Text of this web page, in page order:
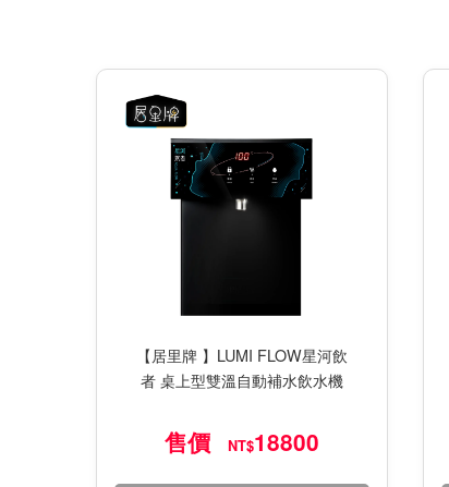
【居里牌 】LUMI FLOW星河飲
者 桌上型雙溫自動補水飲水機
售價 NT$18800